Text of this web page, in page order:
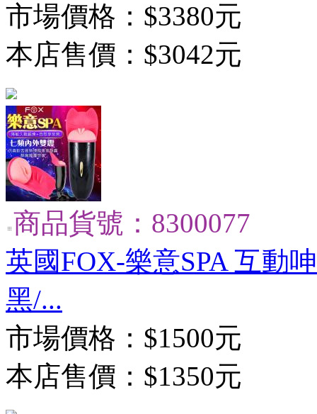
市場價格： $3380元
本店售價： $3042元
商品貨號：8300077
英國FOX-樂意SPA 互動
黑/...
市場價格： $1500元
本店售價： $1350元